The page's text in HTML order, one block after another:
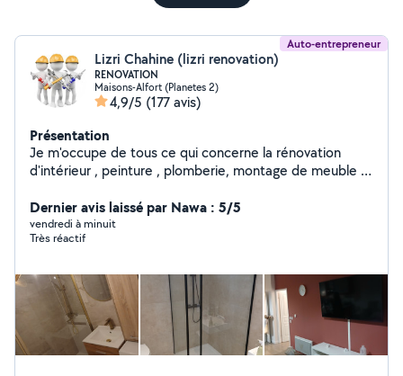
Auto-entrepreneur
Lizri Chahine (lizri renovation)
RENOVATION
Maisons-Alfort (Planetes 2)
4,9/5 (177 avis)
Présentation
Je m'occupe de tous ce qui concerne la rénovation
d'intérieur , peinture , plomberie, montage de meuble ,
d'informations
Dernier avis laissé par Nawa : 5/5
vendredi à minuit
Très réactif